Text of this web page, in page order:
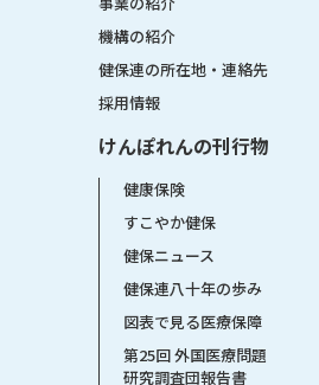
機構の紹介
健保連の所在地・連絡先
採用情報
けんぽれんの刊行物
健康保険
すこやか健保
健保ニュース
健保連八十年の歩み
図表で見る医療保障
第25回 外国医療問題
研究調査団報告書